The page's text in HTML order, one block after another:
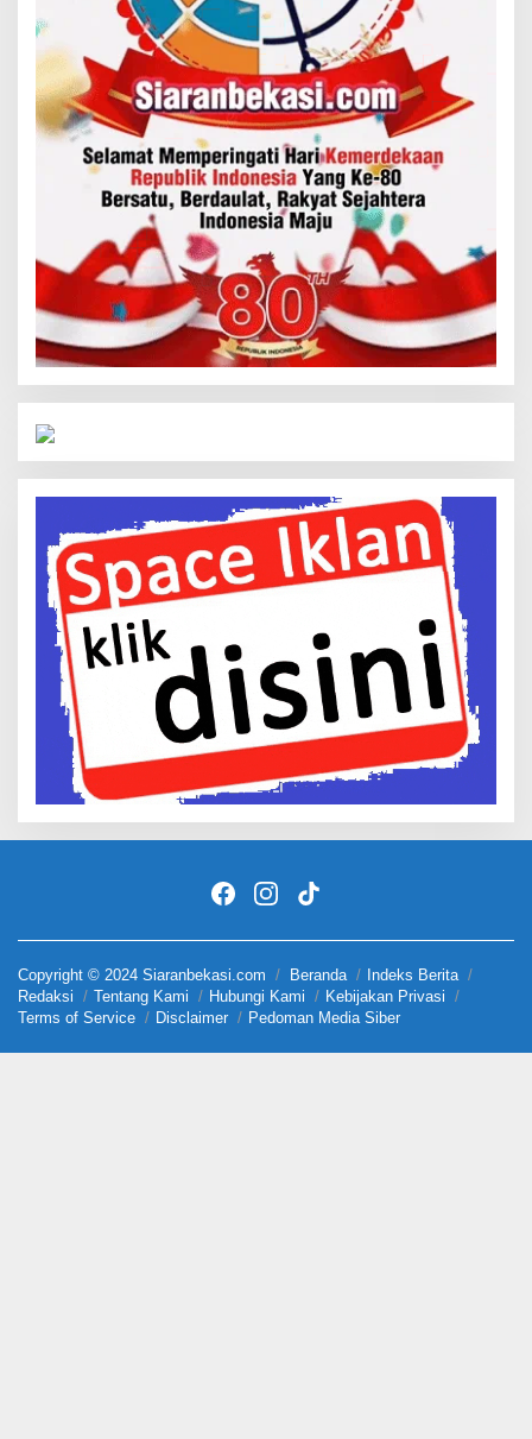
Copyright © 2024 Siaranbekasi.com Beranda
Indeks Berita
Redaksi
Tentang Kami Hubungi Kami
Kebijakan Privasi
Terms of Service
Disclaimer Pedoman Media Siber